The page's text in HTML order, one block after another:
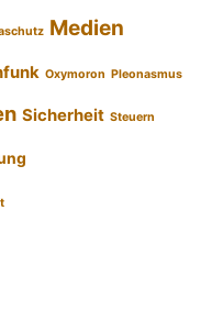
Medien
Oxymoron Pleonasmus
Sicherheit Steuern